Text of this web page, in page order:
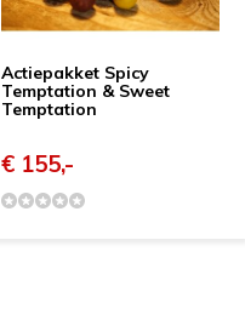
Actiepakket Spicy
Temptation & Sweet
Temptation
€ 155,-